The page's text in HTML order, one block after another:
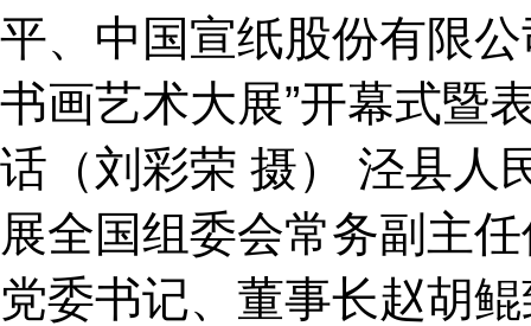
平、中国宣纸股份有限
书画艺术大展”开幕式暨
话（刘彩荣 摄） 泾县人
展全国组委会常务副主
党委书记、董事长赵胡